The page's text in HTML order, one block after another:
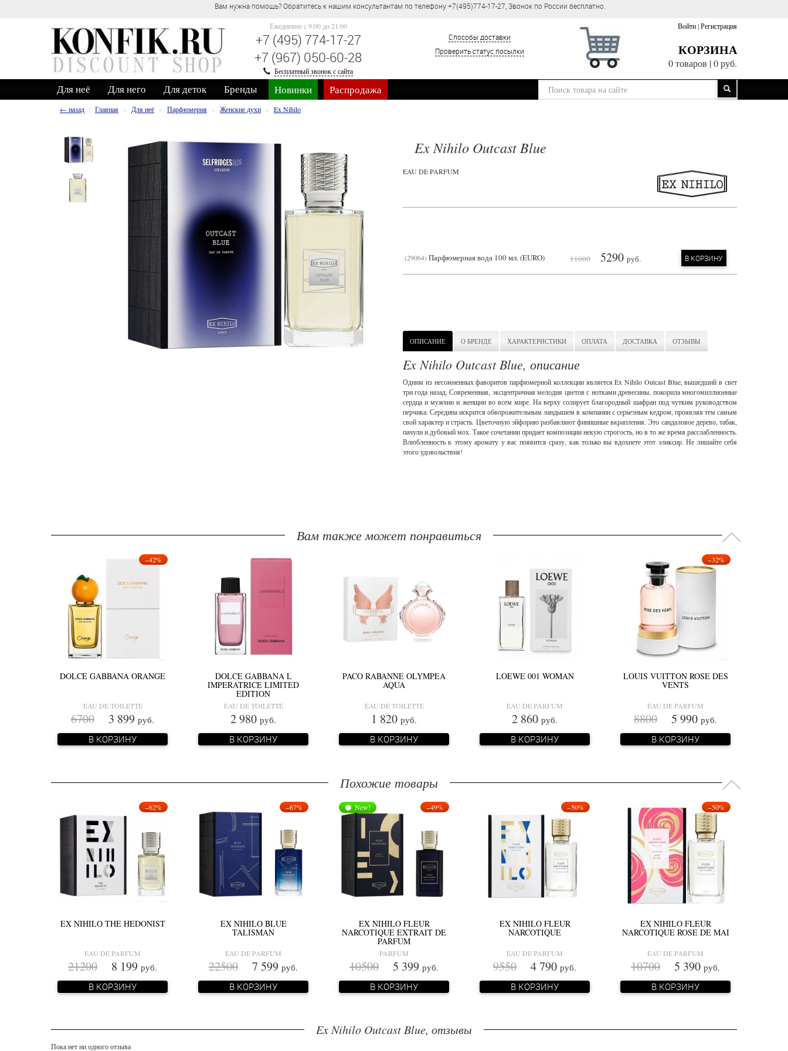
Вам нужна помощь? Обратитесь к нашим консультантам по телефону +7(495)774-17-27, Звонок по России бесплатно.
Ежедневно c 9:00 до 21:00
+7 (495) 774-17-27
+7 (967) 050-60-28
Бесплатный звонок с сайта
Способы доставки
Проверить статус посылки
Войти|Регистрация
КОРЗИНА
0 товаров |0 руб.
Для неё Для него Для деток Бренды Новинки Распродажа
← назад Главная Для неё Парфюмерия Женские духи Ex Nihilo
Ex Nihilo Outcast Blue
EAU DE PARFUM
29064 Парфюмерная вода 100 мл. (EURO) 11000 5290 руб. В КОРЗИНУ
ОПИСАНИЕ О БРЕНДЕ ХАРАКТЕРИСТИКИ ОПЛАТА ДОСТАВКА ОТЗЫВЫ
Ex Nihilo Outcast Blue, описание
Одним из несомненных фаворитов парфюмерной коллекции является Ex Nihilo Outcast Blue, вышедший в свет
три года назад. Современная, эксцентричная мелодия цветов с нотками древесины, покорила многомиллионные
сердца и мужчин и женщин во всем мире. На верху солирует благородный шафран под чутким руководством
перчика. Середина искрится обворожительным ландышем в компании с серьезным кедром, проявляя тем самым
свой характер и страсть. Цветочную эйфорию разбавляют финишные вкрапления. Это сандаловое дерево, табак,
пачули и дубовый мох. Такое сочетании придает композиции некую строгость, но в то же время расслабленность.
Влюбленность к этому аромату у вас появится сразу, как только вы вдохнете этот эликсир. Не лишайте себя
этого удовольствия!
Вам также может понравиться
−42%
DOLCE GABBANA ORANGE
EAU DE TOILETTE
6700 3 899 руб.
В КОРЗИНУ
DOLCE GABBANA L
IMPERATRICE LIMITED
EDITION
EAU DE TOILETTE
2 980 руб.
В КОРЗИНУ
PACO RABANNE OLYMPEA
AQUA
EAU DE TOILETTE
1 820 руб.
В КОРЗИНУ
LOEWE 001 WOMAN
EAU DE PARFUM
2 860 руб.
В КОРЗИНУ
−32%
LOUIS VUITTON ROSE DES
VENTS
EAU DE PARFUM
8800 5 990 руб.
В КОРЗИНУ
Похожие товары
−62%
EX NIHILO THE HEDONIST
EAU DE PARFUM
21200 8 199 руб.
В КОРЗИНУ
−67%
EX NIHILO BLUE
TALISMAN
EAU DE PARFUM
22500 7 599 руб.
В КОРЗИНУ
−49%
New!
EX NIHILO FLEUR
NARCOTIQUE EXTRAIT DE
PARFUM
PARFUM
10500 5 399 руб.
В КОРЗИНУ
−50%
EX NIHILO FLEUR
NARCOTIQUE
EAU DE PARFUM
9550 4 790 руб.
В КОРЗИНУ
−50%
EX NIHILO FLEUR
NARCOTIQUE ROSE DE MAI
EAU DE PARFUM
10700 5 390 руб.
В КОРЗИНУ
Ex Nihilo Outcast Blue, отзывы
Пока нет ни одного отзыва